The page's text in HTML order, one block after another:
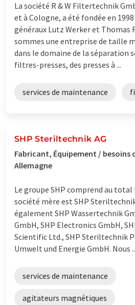
La société R & W Filtertechnik
et à Cologne, a été fondée en
généraux Lutz Werker et Thomas
sommes une entreprise de taille
dans le domaine de la séparation
filtres-presses, des presses à ...
services de maintenance
SHP Steriltechnik AG
Fabricant, Équipement /
Allemagne
Le groupe SHP comprend au
société mère est SHP
également SHP Wassertechnik
GmbH, SHP Electronics GmbH,
Scientific Ltd., SHP Steriltechnik
Umwelt und Energie GmbH. Nous
services de maintenance
agitateurs magnétiques